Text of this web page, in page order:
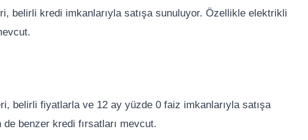
belirli kredi imkanlarıyla satışa sunuluyor. Özellikle elektrikli
belirli fiyatlarla ve 12 ay yüzde 0 faiz imkanlarıyla satışa
benzer kredi fırsatları mevcut.